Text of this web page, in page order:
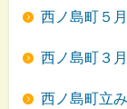
西ノ島町５
西ノ島町３
西ノ島町立